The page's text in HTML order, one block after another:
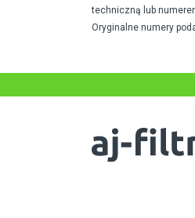
techniczną lub
Oryginalne numery